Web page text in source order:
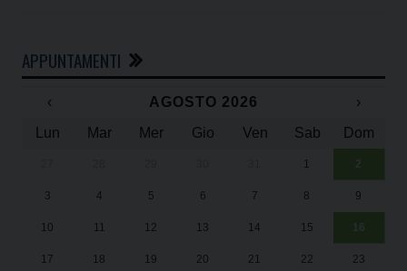
APPUNTAMENTI
‹ AGOSTO 2026
›
Lun
Mar Mer Gio Ven Sab Dom
1 2
3 4 5 6 7 8 9
10 11 12 13 14 15 16
17 18 19 20 21 22 23